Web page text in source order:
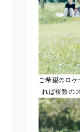
ご希望のロ
れば複数の